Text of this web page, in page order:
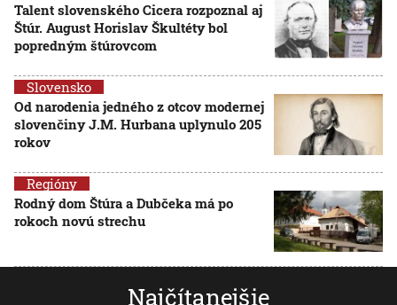
Talent slovenského Cicera rozpoznal aj
Štúr. August Horislav Škultéty bol
popredným štúrovcom
Slovensko
Od narodenia jedného z otcov modernej
slovenčiny J.M. Hurbana uplynulo 205
rokov
Regióny
Rodný dom Štúra a Dubčeka má po
rokoch novú strechu
Najčítanejšie